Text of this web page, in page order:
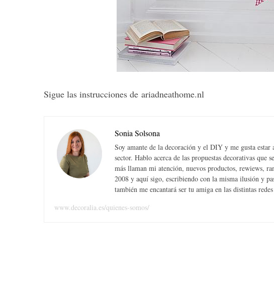
Sigue las instrucciones de ariadneathome.nl
Sonia Solsona
Soy amante de la decoración y el DIY y me gusta
sector. Hablo acerca de las propuestas decorativas que
más llaman mi atención, nuevos productos, rewiews,
2008 y aquí sigo, escribiendo con la misma ilusión y
también me encantará ser tu amiga en las distintas
www.decoralia.es/quienes-somos/
a